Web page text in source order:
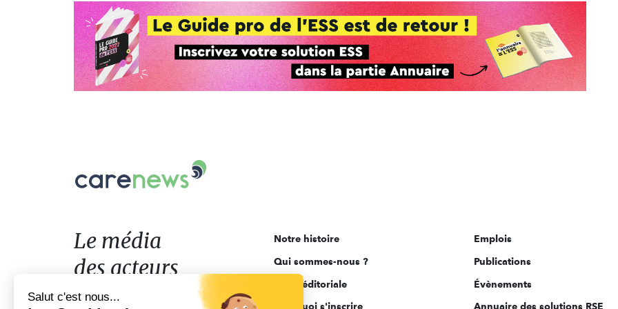
Le
acteurs
de
l'engagement
Le média
des acteurs
de l'engagement
Notre histoire
Qui sommes-nous ?
Ligne éditoriale
Pourquoi s'inscrire
Emplois
Publications
Évènements
Annuaire des solutions RSE
Salut c'est nous...